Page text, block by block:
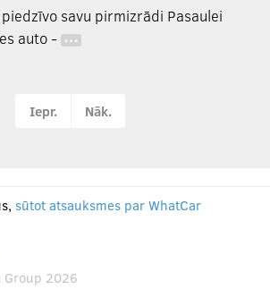
piedzīvo savu pirmizrādi Pasaulei
auto - …
Iepr. Nāk.
sūtot atsauksmes par WhatCar
2026